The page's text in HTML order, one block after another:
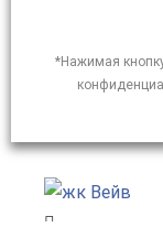
*Нажимая